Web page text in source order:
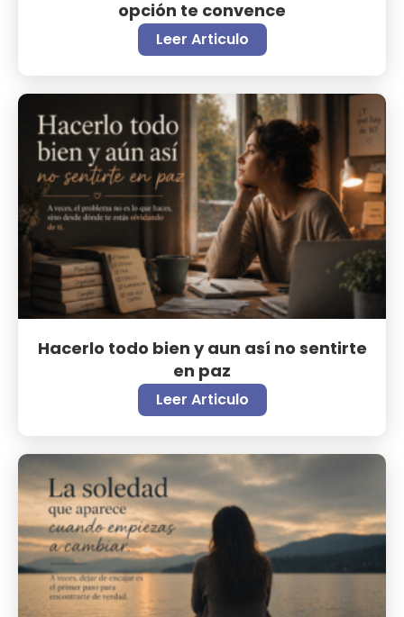
opción te convence
Leer Articulo
Hacerlo todo bien y aun así no sentirte
en paz
Leer Articulo